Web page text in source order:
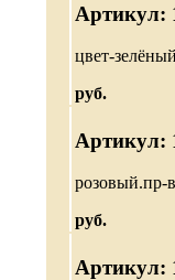
Артикул:
цвет-
руб.
Артикул:
розовый.пр-
руб.
Артикул: